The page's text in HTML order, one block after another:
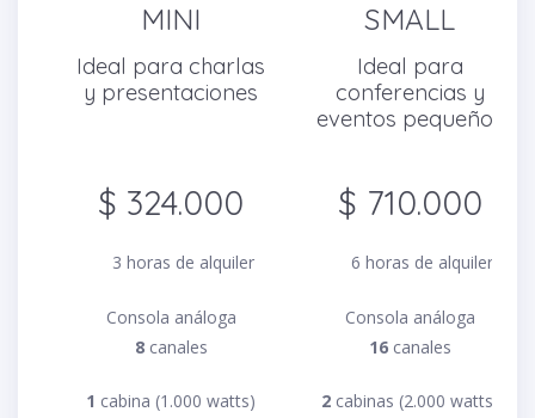
MINI
Ideal para charlas
y presentaciones
$ 324.000
3 horas de alquiler
Consola análoga
8canales
1 cabina (1.000 watts)
SMALL
Ideal para
conferencias y
eventos pequeños
$ 710.000
6 horas de alquiler
Consola análoga
16canales
2cabinas (2.000 watts)